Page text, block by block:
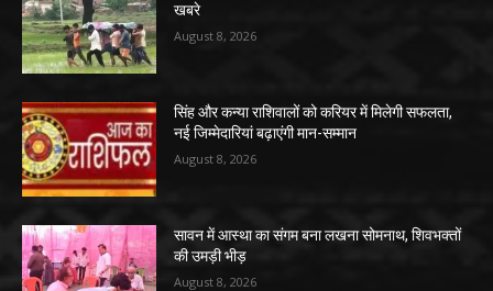
खबरे
August 8, 2026
सिंह और कन्या राशिवालों को करियर में मिलेगी सफलता,
नई जिम्मेदारियां बढ़ाएंगी मान-सम्मान
August 8, 2026
सावन में आस्था का संगम बना लखना सोमनाथ, शिवभक्तों
की उमड़ी भीड़
August 8, 2026